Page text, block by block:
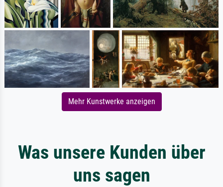
Mehr Kunstwerke anzeigen
Was unsere Kunden über
uns sagen